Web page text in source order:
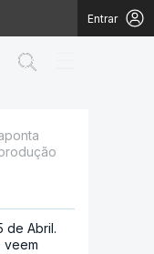
Entrar
vinho
de Abril.
veem